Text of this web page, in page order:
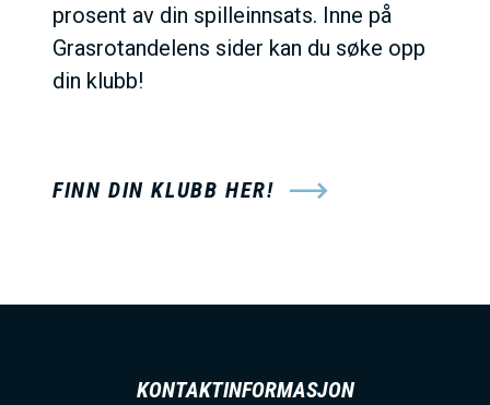
prosent av din spilleinnsats. Inne på
Grasrotandelens sider kan du søke opp
din klubb!
FINN DIN KLUBB HER!
KONTAKTINFORMASJON